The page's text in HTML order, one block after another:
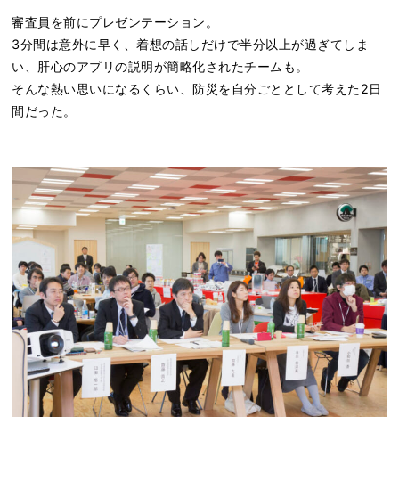
審査員を前にプレゼンテーション。
3分間は意外に早く、着想の話しだけで半分以上が過ぎてしま
い、肝心のアプリの説明が簡略化されたチームも。
そんな熱い思いになるくらい、防災を自分ごととして考えた2日
間だった。